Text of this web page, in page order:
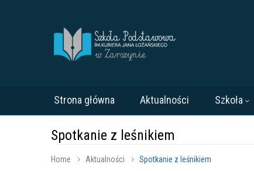
Strona główna Aktualności Szkoła
Spotkanie z leśnikiem
Home Aktualności Spotkanie z leśnikiem